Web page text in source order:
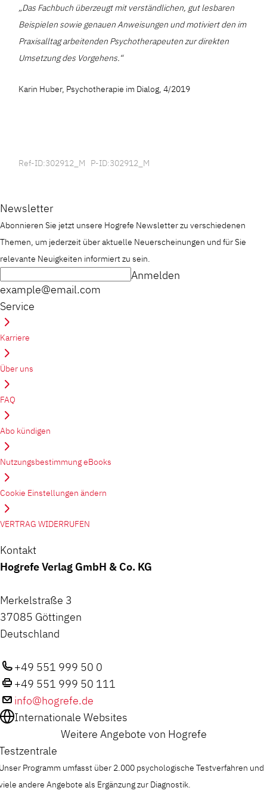
„Das Fachbuch überzeugt mit verständlichen, gut lesbaren
Beispielen sowie genauen Anweisungen und motiviert den im
Praxisalltag arbeitenden Psychotherapeuten zur direkten
Umsetzung des Vorgehens.“
Karin Huber, Psychotherapie im Dialog, 4/2019
Ref-ID:302912_M P-ID:302912_M
Newsletter
Abonnieren Sie jetzt unsere Hogrefe Newsletter zu verschiedenen
Themen, um jederzeit über aktuelle Neuerscheinungen und für Sie
relevante Neuigkeiten informiert zu sein.
example@email.com
Anmelden
Service
Karriere
Über uns
FAQ
Abo kündigen
Nutzungsbestimmung eBooks
Cookie Einstellungen ändern
VERTRAG WIDERRUFEN
Kontakt
Hogrefe Verlag GmbH & Co. KG
Merkelstraße 3
37085 Göttingen
Deutschland
+49 551 999 50 0
+49 551 999 50 111
info@hogrefe.de
Internationale Websites
Weitere Angebote von Hogrefe
Programm umfasst über 2.000 psychologische Testverfahren und
andere Angebote als Ergänzung zur Diagnostik.